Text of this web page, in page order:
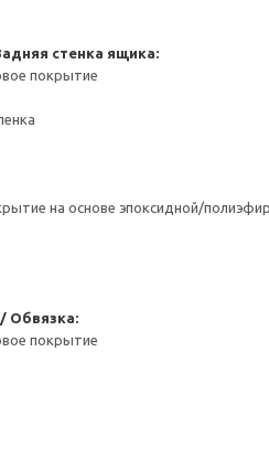
стенка ящика:
покрытие
на основе эпоксидной/
Обвязка:
покрытие